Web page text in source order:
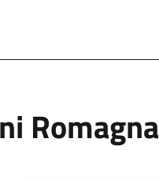
Romagna